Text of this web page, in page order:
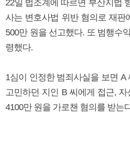
22일 법조계에 따르면 부산지법
사는 변호사법 위반 혐의로 재판
500만 원을 선고했다. 또 범행수
령했다.
1심이 인정한 범죄사실을 보면 A
고민하던 지인 B 씨에게 접근,
4100만 원을 가로챈 혐의를 받는